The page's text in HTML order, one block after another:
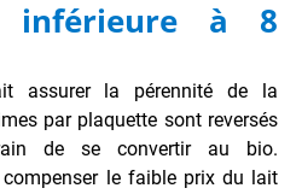
inférieure à 8
assurer la pérennité de la
par plaquette sont reversés
de se convertir au bio.
compenser le faible prix du lait